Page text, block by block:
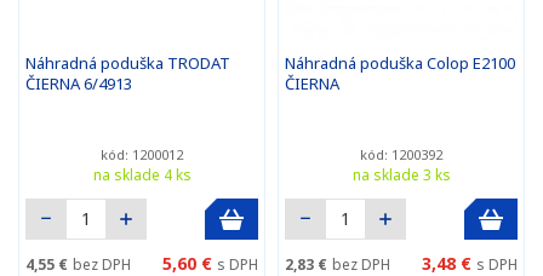
Náhradná poduška TRODAT
ČIERNA 6/4913
kód: 1200012
na sklade 4 ks
4,55 € bez DPH 5,60 € s DPH
Náhradná poduška Colop E2100
ČIERNA
kód: 1200392
na sklade 3 ks
2,83 € bez DPH 3,48 € s DPH